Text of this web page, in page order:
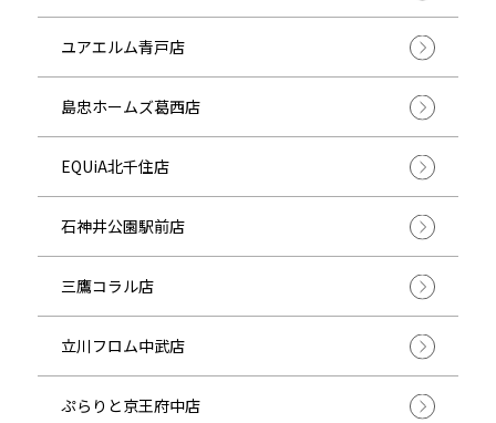
ユアエルム青戸店
島忠ホームズ葛西店
EQUiA北千住店
石神井公園駅前店
三鷹コラル店
立川フロム中武店
ぷらりと京王府中店